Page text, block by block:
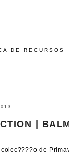
DE RECURSOS
|
de